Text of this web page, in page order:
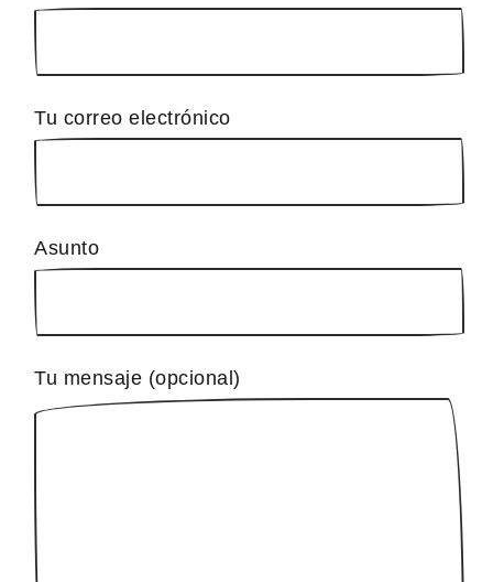
Tu correo electrónico
Asunto
Tu mensaje (opcional)